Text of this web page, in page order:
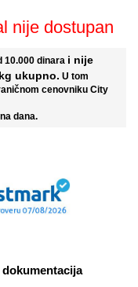
nije dostupan
10.000 dinara i nije
ukupno. U tom
cenovniku City
dana.
dokumentacija